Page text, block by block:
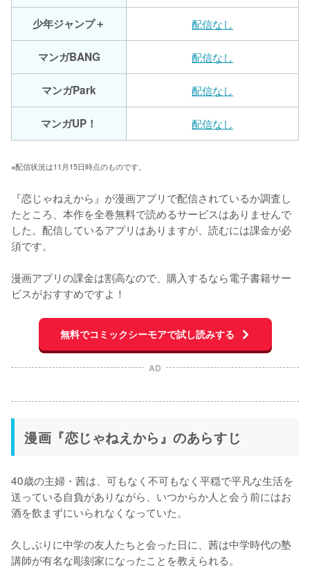
少年ジャンプ＋ 配信なし
マンガBANG 配信なし
マンガPark 配信なし
マンガUP！ 配信なし
※配信状況は11月15日時点のものです。
『恋じゃねえから』が漫画アプリで配信されているか調査し
たところ、本作を全巻無料で読めるサービスはありませんで
した。配信しているアプリはありますが、読むには課金が必
須です。
漫画アプリの課金は割高なので、購入するなら電子書籍サー
ビスがおすすめですよ！
無料でコミックシーモアで試し読みする
AD
漫画『恋じゃねえから』のあらすじ
40歳の主婦・茜は、可もなく不可もなく平穏で平凡な生活を
送っている自負がありながら、いつからか人と会う前にはお
酒を飲まずにいられなくなっていた。
久しぶりに中学の友人たちと会った日に、茜は中学時代の塾
講師が有名な彫刻家になったことを教えられる。